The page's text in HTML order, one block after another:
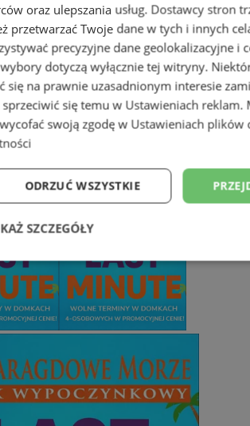
lokalne
stron www - Wodzisław
oraz ulepszania usług. Dostawcy stron
przetwarzać Twoje dane w tych i innych
precyzyjne dane geolokalizacyjne i
dotyczą wyłącznie tej witryny.
się na prawnie uzasadnionym interesie
się temu w Ustawieniach reklam.
swoją zgodę w Ustawieniach plików
ODRZUĆ WSZYSTKIE
SZCZEGÓŁY
Wydajność
Niesklasyfikowane